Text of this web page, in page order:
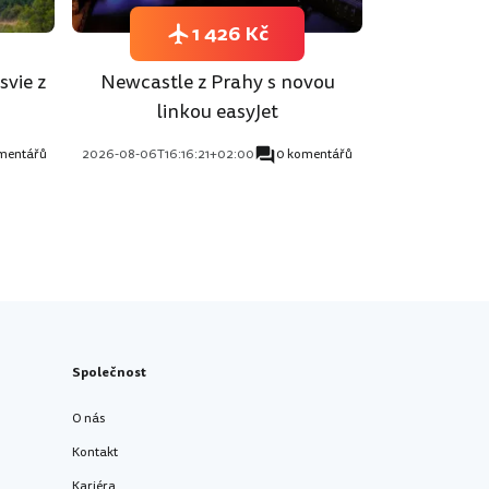
z
Newcastle z Prahy s novou
linkou easyJet
2026-08-06T16:16:21+02:00 0 komentářů
1 426 Kč
Společnost
O nás
Kontakt